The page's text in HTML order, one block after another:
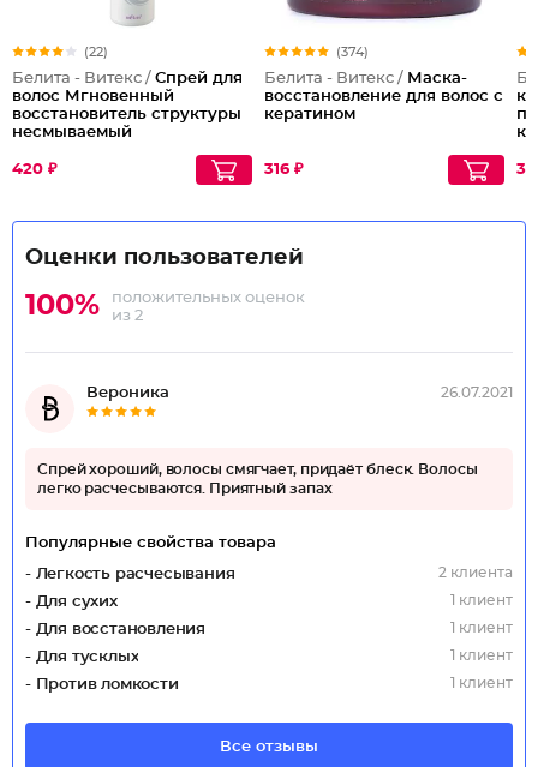
(22)
Белита - Витекс / Спрей для
волос Мгновенный
восстановитель структуры
несмываемый
420 ₽
(374)
Белита - Витекс / Маска-
восстановление для волос с
кератином
316 ₽
Оценки пользователей
100%
положительных оценок
из 2
Вероника 26.07.2021
Спрей хороший, волосы смягчает, придаёт блеск. Волосы
легко расчесываются. Приятный запах
Популярные свойства товара
- Легкость расчесывания
2 клиента
- Для сухих 1 клиент
- Для восстановления 1 клиент
- Для тусклых 1 клиент
- Против ломкости 1 клиент
Все отзывы